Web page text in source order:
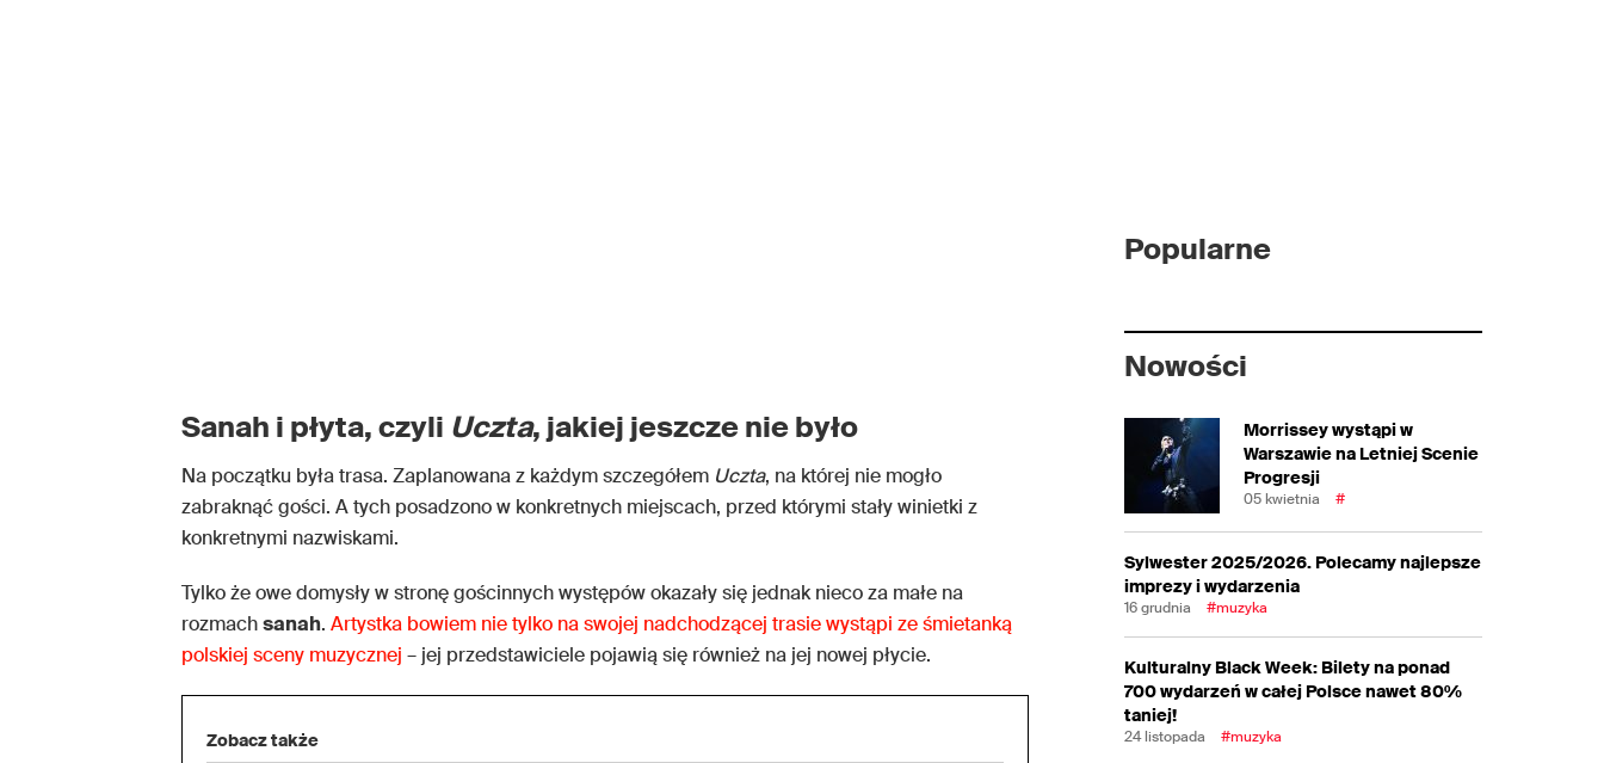
Sanah i płyta, czyli Uczta, jakiej jeszcze nie było
Na początku była trasa. Zaplanowana z każdym szczegółem Uczta, na której nie mogło
zabraknąć gości. A tych posadzono w konkretnych miejscach, przed którymi stały winietki z
konkretnymi nazwiskami.
Tylko że owe domysły w stronę gościnnych występów okazały się jednak nieco za małe na
rozmachsanah. Artystka bowiem nie tylko na swojej nadchodzącej trasie wystąpi ze śmietanką
polskiej sceny muzycznej – jej przedstawiciele pojawią się również na jej nowej płycie.
Zobacz także
Popularne
Nowości
Morrissey wystąpi w
Warszawie na Letniej Scenie
Progresji
05 kwietnia #
Sylwester 2025/2026. Polecamy najlepsze
imprezy i wydarzenia
16 grudnia #muzyka
Kulturalny Black Week: Bilety na ponad
700 wydarzeń w całej Polsce nawet 80%
taniej!
24 listopada #muzyka